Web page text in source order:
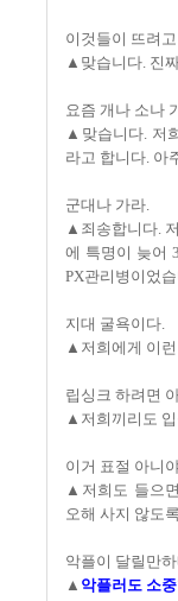
이것들이 뜨려
▲맞습니다. 진
요즘 개나 소나
▲맞습니다. 저
라고 합니다. 아
군대나 가라.
▲죄송합니다.
에 특명이 늦어
PX관리병이었습
지대 굴욕이다.
▲저희에게 이런
립싱크 하려면
▲저희끼리도 입
이거 표절 아니
▲저희도 들으
오해 사지 않도
악플이 달릴만하
▲ 악플러도 소